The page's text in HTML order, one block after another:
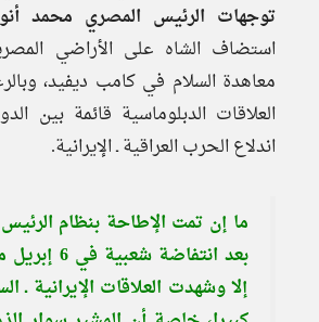
توجهات الرئيس المصري محمد
استضاف الشاه على الأراضي
معاهدة السلام في كامب ديفيد،
العلاقات الدبلوماسية قائمة بين
اندلاع الحرب العراقية ـ الإيرانية.
ما إن تمت الإطاحة بنظام
إلا وشهدت العلاقات الإيرانية ـ